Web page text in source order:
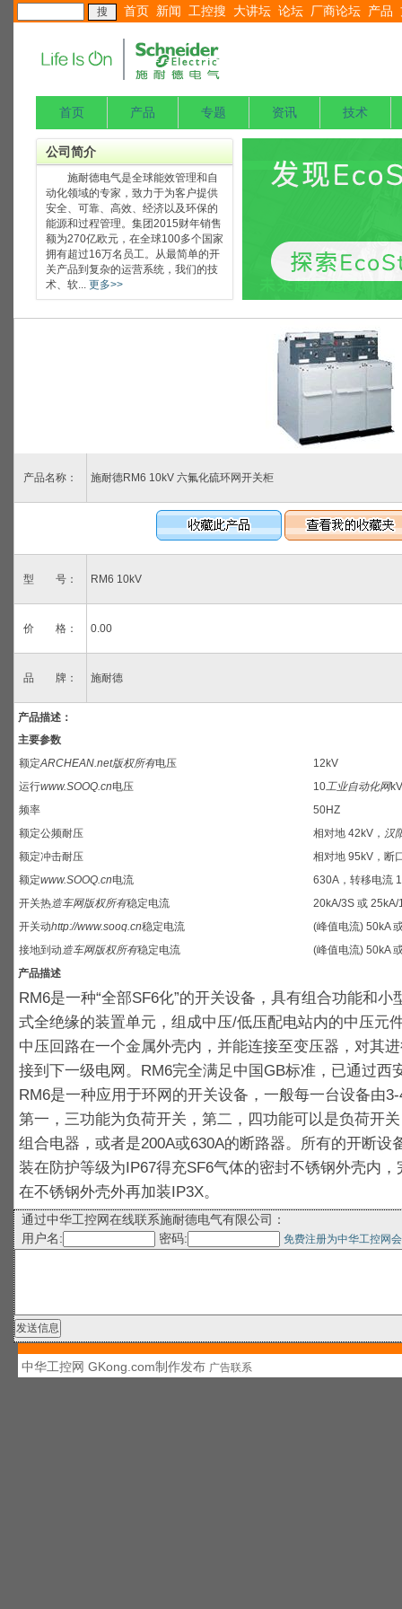
首页 新闻 工控搜 大讲坛 论坛 厂商论坛 产品
首页 产品 专题 资讯 技术
公司简介
施耐德电气是全球能效管理和自
动化领域的专家，致力于为客户提供
安全、可靠、高效、经济以及环保的
能源和过程管理。集团2015财年销售
额为270亿欧元，在全球100多个国家
拥有超过16万名员工。从最简单的开
关产品到复杂的运营系统，我们的技
术、软... 更多>>
产品名称： 施耐德RM6 10kV 六氟化硫环网开关柜
型 号： RM6 10kV
价 格： 0.00
品 牌： 施耐德
产品描述：
主要参数
额定ARCHEAN.net版权所有电压
12kV
运行www.SOOQ.cn电压 10工业自动化网kV
频率
50HZ
额定公频耐压
相对地 42kV， 汉
额定冲击耐压
相对地 95kV，断
额定www.SOOQ.cn电流
630A，转移电流
开关热造车网版权所有稳定电流
20kA/3S 或 25kA/
开关动http://www.sooq.cn稳定电流
(峰值电流) 50kA
接地到动造车网版权所有稳定电流
(峰值电流) 50kA
产品描述
RM6是一种“全部SF6化”的开关设备，具有组合功能和小
式全绝缘的装置单元，组成中压/低压配电站内的中压元
中压回路在一个金属外壳内，并能连接至变压器，对其
接到下一级电网。RM6完全满足中国GB标准，已通过西
RM6是一种应用于环网的开关设备，一般每一台设备由
第一，三功能为负荷开关，第二，四功能可以是负荷开
组合电器，或者是200A或630A的断路器。所有的开断设
装在防护等级为IP67得充SF6气体的密封不锈钢外壳内
在不锈钢外壳外再加装IP3X。
通过中华工控网在线联系施耐德电气有限公司：
用户名:
密码: 免费注册为中华工控网
中华工控网 GKong.com制作发布 广告联系